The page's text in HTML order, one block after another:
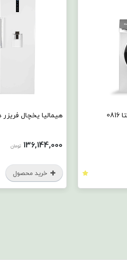
هیمالیا یخچال فریزر دوقلو مدل ICE AGE
خرید محصول